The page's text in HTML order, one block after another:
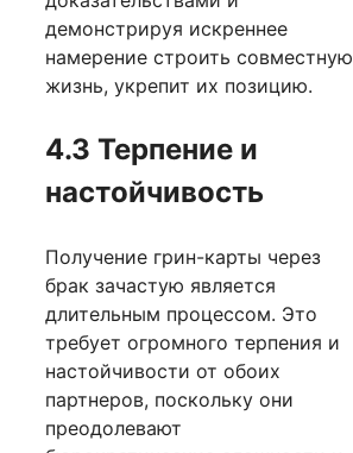
демонстрируя искреннее
намерение строить совместную
жизнь, укрепит их позицию.
4.3 Терпение и
настойчивость
Получение грин-карты через
брак зачастую является
длительным процессом. Это
требует огромного терпения и
настойчивости от обоих
партнеров, поскольку они
преодолевают